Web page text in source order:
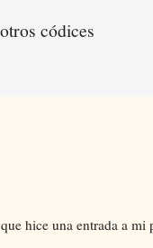
códices
hice una entrada a mi